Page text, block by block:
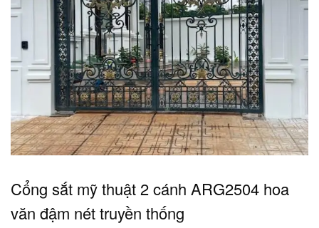
Cổng sắt mỹ thuật 2 cánh ARG2504 hoa
văn đậm nét truyền thống